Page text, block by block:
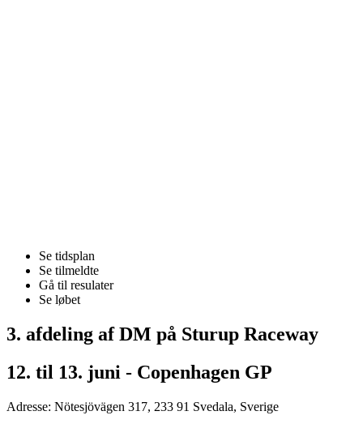
Se tidsplan
Se tilmeldte
Gå til resulater
Se løbet
3. afdeling af DM på Sturup Raceway
12. til 13. juni - Copenhagen GP
Adresse: Nötesjövägen 317, 233 91 Svedala, Sverige